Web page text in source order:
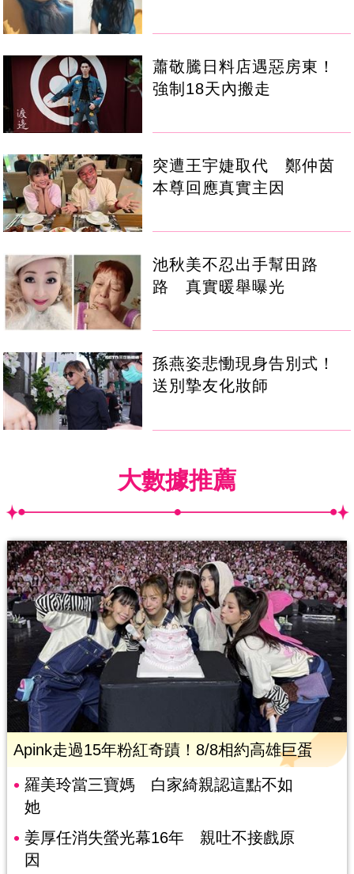
蕭敬騰日料店遇惡房東！
強制18天內搬走
突遭王宇婕取代 鄭仲茵
本尊回應真實主因
池秋美不忍出手幫田路
路 真實暖舉曝光
孫燕姿悲慟現身告別式！
送別摯友化妝師
大數據推薦
Apink走過15年粉紅奇蹟！8/8相約高雄巨蛋
羅美玲當三寶媽 白家綺親認這點不如
她
姜厚任消失螢光幕16年 親吐不接戲原
因